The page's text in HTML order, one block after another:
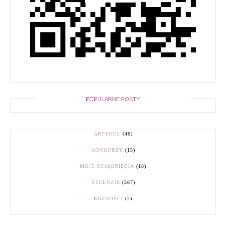
POPULARNE POSTY:
ARTYKUŁ (46)
KONKURSY (15)
MOJE OSIĄGNIĘCIA (18)
RECENZJE (567)
RÓŻNOŚCI (2)